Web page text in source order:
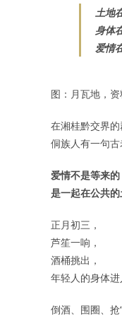
土地
身体
爱情
图：月瓦地，资
在湘桂黔交界的
侗族人有一句古
爱情不是等来的
是一起在公共的
正月初三，
芦笙一响，
酒桶挑出，
年轻人的身体进
倒酒、围圈、